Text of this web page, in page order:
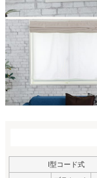
I型コード式